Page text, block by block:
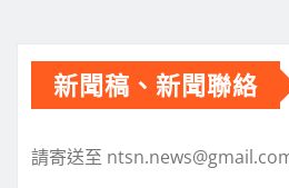
頁
新聞稿、新聞聯絡
請寄送至